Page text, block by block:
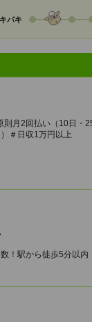
パキ
則月2回払い（10日・
＃日収1万円以上
！駅から徒歩5分以内